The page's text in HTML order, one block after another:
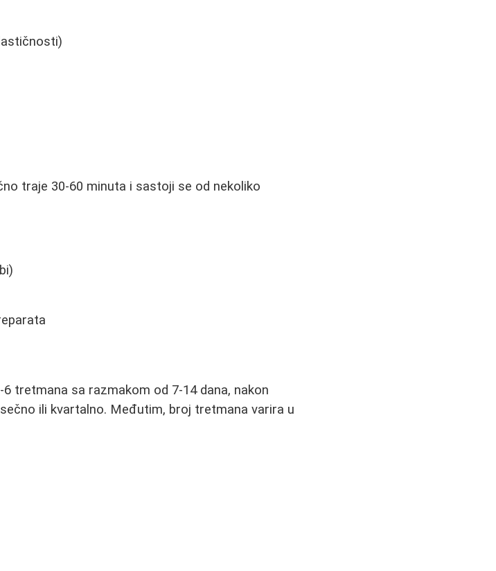
traje 30-60 minuta i sastoji se od nekoliko
tretmana sa razmakom od 7-14 dana, nakon
ili kvartalno. Međutim, broj tretmana varira u